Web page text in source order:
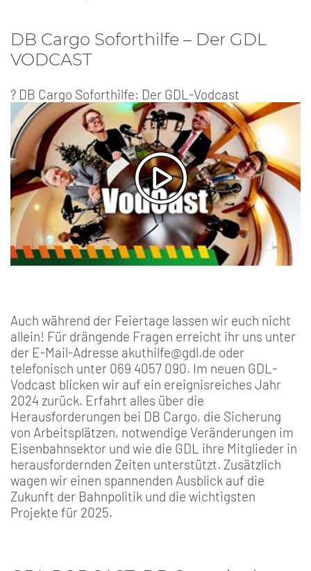
DB Cargo Soforthilfe – Der GDL
VODCAST
? DB Cargo Soforthilfe: Der GDL-Vodcast
Auch während der Feiertage lassen wir euch nicht
allein! Für drängende Fragen erreicht ihr uns unter
der E-Mail-Adresse akuthilfe@gdl.de oder
telefonisch unter 069 4057 090. Im neuen GDL-
Vodcast blicken wir auf ein ereignisreiches Jahr
2024 zurück. Erfahrt alles über die
Herausforderungen bei DB Cargo, die Sicherung
von Arbeitsplätzen, notwendige Veränderungen im
Eisenbahnsektor und wie die GDL ihre Mitglieder in
herausfordernden Zeiten unterstützt. Zusätzlich
wagen wir einen spannenden Ausblick auf die
Zukunft der Bahnpolitik und die wichtigsten
Projekte für 2025.